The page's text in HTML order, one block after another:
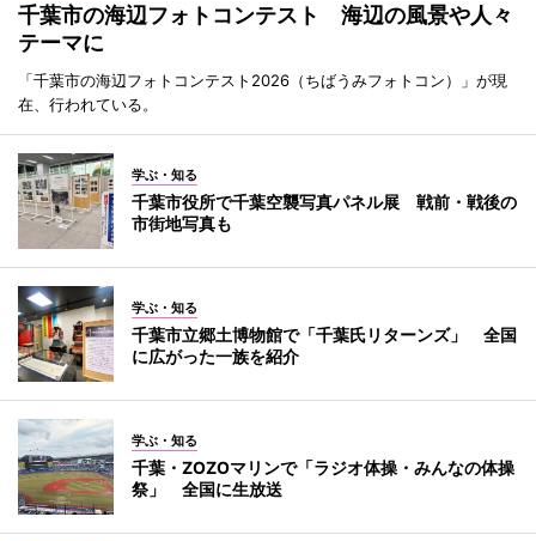
千葉市の海辺フォトコンテスト 海辺の風景や人々
テーマに
「千葉市の海辺フォトコンテスト2026（ちばうみフォトコン）」が現
在、行われている。
学ぶ・知る
千葉市役所で千葉空襲写真パネル展 戦前・戦後の
市街地写真も
学ぶ・知る
千葉市立郷土博物館で「千葉氏リターンズ」 全国
に広がった一族を紹介
学ぶ・知る
千葉・ZOZOマリンで「ラジオ体操・みんなの体操
祭」 全国に生放送